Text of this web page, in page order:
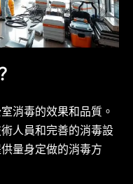
消毒的效果和品質。
人員和完善的消毒設
量身定做的消毒方